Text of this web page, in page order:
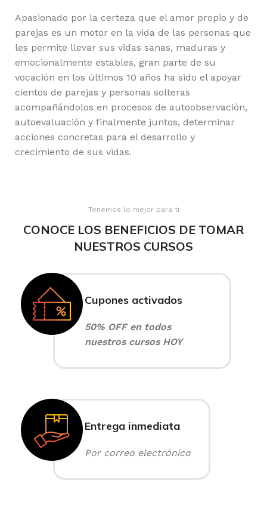
Apasionado por la certeza que el amor propio y de
parejas es un motor en la vida de las personas que
les permite llevar sus vidas sanas, maduras y
emocionalmente estables, gran parte de su
vocación en los últimos 10 años ha sido el apoyar
cientos de parejas y personas solteras
acompañándolos en procesos de autoobservación,
autoevaluación y finalmente juntos, determinar
acciones concretas para el desarrollo y
crecimiento de sus vidas.
Tenemos lo mejor para ti
CONOCE LOS BENEFICIOS DE TOMAR
NUESTROS CURSOS
Cupones activados
50% OFF en todos
nuestros cursos HOY
Entrega inmediata
Por correo electrónico